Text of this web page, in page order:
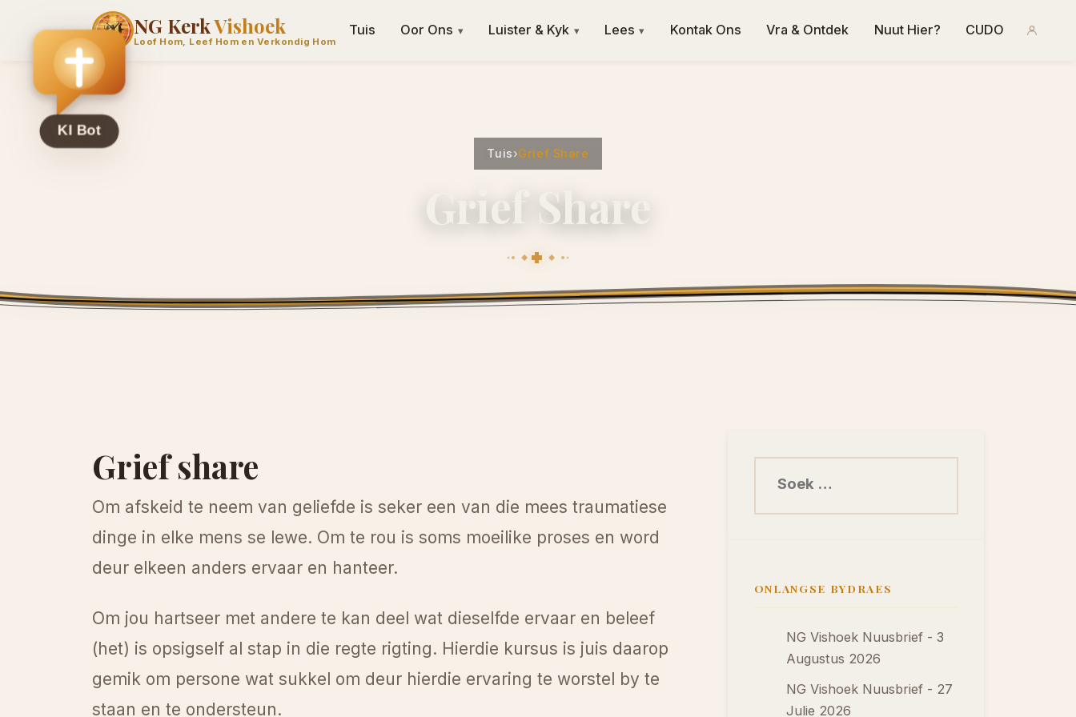
NG KerkVishoek
Loof Hom, Leef Hom en Verkondig Hom
Tuis Oor Ons ▾ Luister & Kyk ▾ Lees ▾ Kontak Ons Vra & Ontdek Nuut Hier? CUDO
Tuis›Grief Share
Grief Share
Grief share
Om afskeid te neem van geliefde is seker een van die mees traumatiese
dinge in elke mens se lewe. Om te rou is soms moeilike proses en word
deur elkeen anders ervaar en hanteer.
Om jou hartseer met andere te kan deel wat dieselfde ervaar en beleef
(het) is opsigself al stap in die regte rigting. Hierdie kursus is juis daarop
gemik om persone wat sukkel om deur hierdie ervaring te worstel by te
staan en te ondersteun.
ONLANGSE BYDRAES
NG Vishoek Nuusbrief - 3
Augustus 2026
NG Vishoek Nuusbrief - 27
Julie 2026